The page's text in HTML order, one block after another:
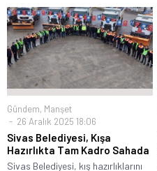
Gündem, Manşet
26 Aralık 2025 18:06
Sivas Belediyesi, Kışa
Hazırlıkta Tam Kadro Sahada
Sivas Belediyesi, kış hazırlıklarını